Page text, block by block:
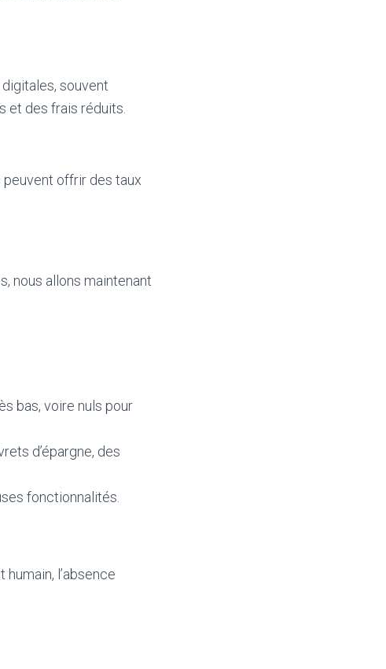
souvent
et des frais réduits.
offrir des taux
nous allons maintenant
bas, voire nuls pour
d’épargne, des
fonctionnalités.
l’absence